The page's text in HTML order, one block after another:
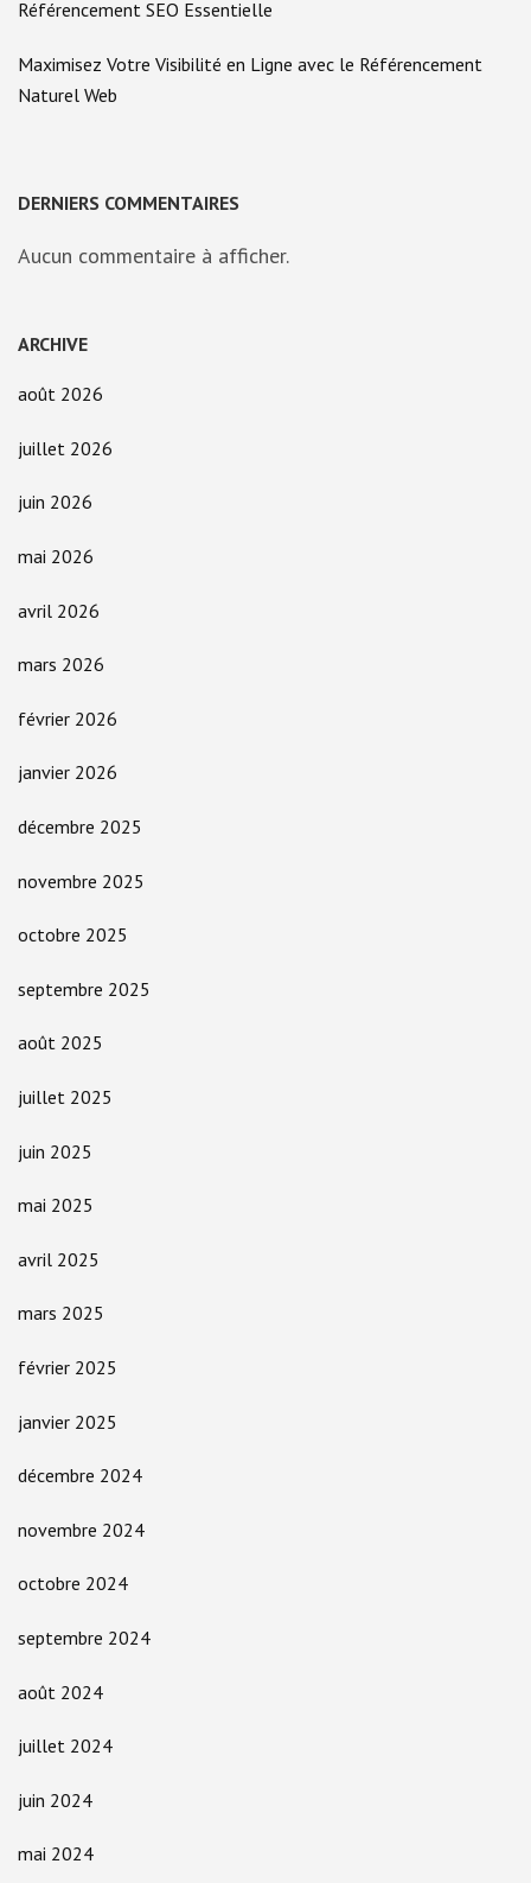
Référencement SEO Essentielle
Maximisez Votre Visibilité en Ligne avec le Référencement
Naturel Web
DERNIERS COMMENTAIRES
Aucun commentaire à afficher.
ARCHIVE
août 2026
juillet 2026
juin 2026
mai 2026
avril 2026
mars 2026
février 2026
janvier 2026
décembre 2025
novembre 2025
octobre 2025
septembre 2025
août 2025
juillet 2025
juin 2025
mai 2025
avril 2025
mars 2025
février 2025
janvier 2025
décembre 2024
novembre 2024
octobre 2024
septembre 2024
août 2024
juillet 2024
juin 2024
mai 2024